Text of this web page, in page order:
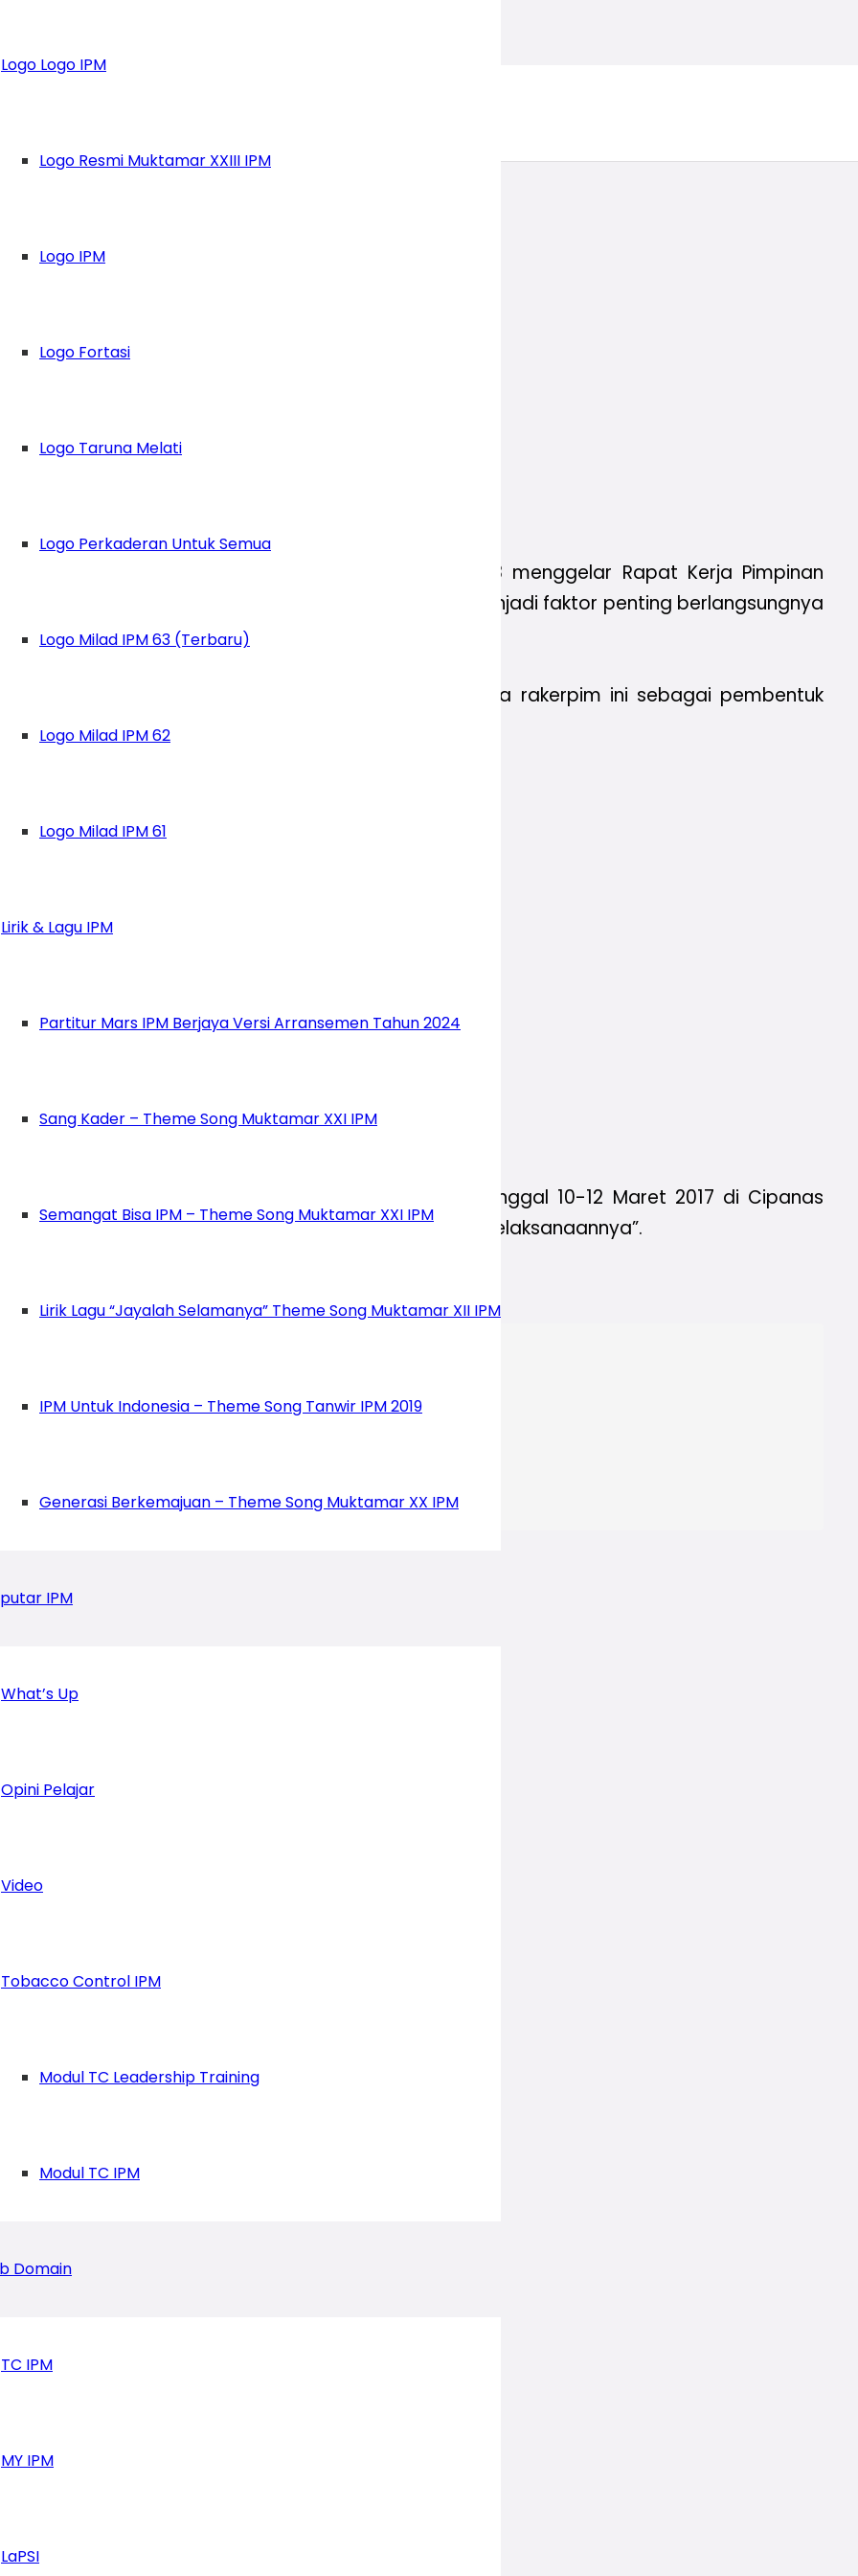
Logo Logo IPM
Logo Resmi Muktamar XXIII IPM
Logo IPM
Logo Fortasi
Logo Taruna Melati
Logo Perkaderan Untuk Semua
Logo Milad IPM 63 (Terbaru)
Logo Milad IPM 62
Logo Milad IPM 61
Lirik & Lagu IPM
Partitur Mars IPM Berjaya Versi Arransemen Tahun 2024
Sang Kader – Theme Song Muktamar XXI IPM
Semangat Bisa IPM – Theme Song Muktamar XXI IPM
Lirik Lagu “Jayalah Selamanya” Theme Song Muktamar XII IPM
IPM Untuk Indonesia – Theme Song Tanwir IPM 2019
Generasi Berkemajuan – Theme Song Muktamar XX IPM
IPM
What’s Up
Opini Pelajar
Video
Tobacco Control IPM
Modul TC Leadership Training
Modul TC IPM
Domain
TC IPM
MY IPM
LaPSI
di Cipanas
Muhammadiyah (PP IPM) periode 2016-2018 menggelar Rapat Kerja Pimpinan
representative dengan kondisi alam yang sejuk menjadi faktor penting berlangsungnya
Jawa Barat.
Prakoso mengatakan bahwa tujuan diadakannya rakerpim ini sebagai pembentuk
program kerja serta visi dan misi organisasi.
gerakan
Rakerpim yang dilaksanakan pada tanggal 10-12 Maret 2017 di Cipanas
kerja bidang sudah tersusun besertatimeline pelaksanaannya”.